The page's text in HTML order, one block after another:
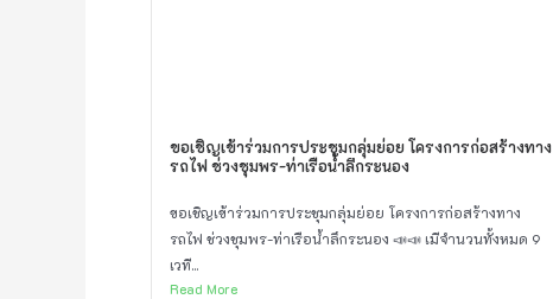
ขอเชิญเข้าร่วมการประชุมกลุ่มย่อย โครงการก่อสร้างทาง
รถไฟ ช่วงชุมพร-ท่าเรือน้ำลึกระนอง
ขอเชิญเข้าร่วมการประชุมกลุ่มย่อย โครงการก่อสร้างทาง
รถไฟ ช่วงชุมพร-ท่าเรือน้ำลึกระนอง 📣📣 เมีจำนวนทั้งหมด 9
เวที...
Read More